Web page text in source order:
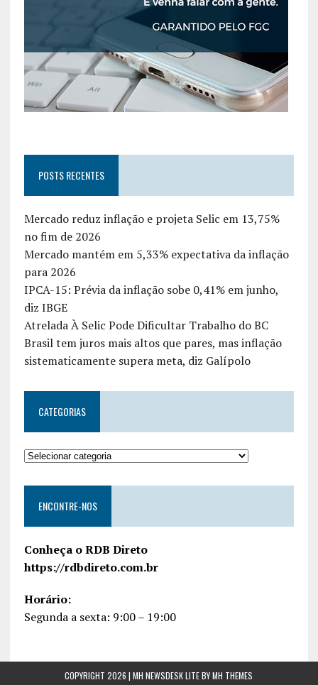
POSTS RECENTES
Mercado reduz inflação e projeta Selic em 13,75%
no fim de 2026
Mercado mantém em 5,33% expectativa da inflação
para 2026
IPCA-15: Prévia da inflação sobe 0,41% em junho,
diz IBGE
Atrelada À Selic Pode Dificultar Trabalho do BC
Brasil tem juros mais altos que pares, mas inflação
sistematicamente supera meta, diz Galípolo
CATEGORIAS
ENCONTRE-NOS
Conheça o RDB Direto
https://rdbdireto.com.br
Horário:
Segunda a sexta: 9:00 – 19:00
COPYRIGHT 2026 | MH NEWSDESK LITE BYMH THEMES